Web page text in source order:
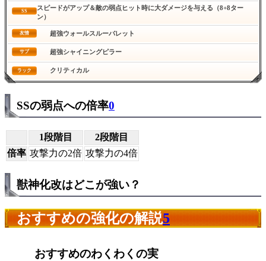
SS
スピードがアップ＆敵の弱点ヒット時に大ダメージを与える（8+8ター
ン）
友情 超強ウォールスルーバレット
サブ 超強シャイニングピラー
ラック クリティカル
SSの弱点への倍率0
1段階目
2段階目
倍率 攻撃力の2倍 攻撃力の4倍
獣神化改はどこが強い？
おすすめの強化の解説5
おすすめのわくわくの実